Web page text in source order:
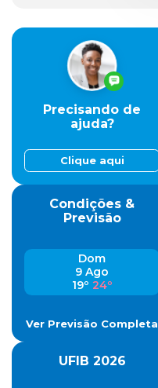
Precisando de
ajuda?
Clique aqui
Condições &
Previsão
Dom
9 Ago
19º 24º
Ver Previsão Completa
UFIB 2026